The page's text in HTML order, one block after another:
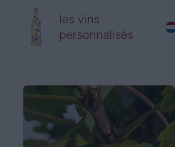
les vins
personnalisés